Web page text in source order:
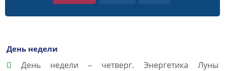
День недели
День недели – четверг. Энергетика Луны